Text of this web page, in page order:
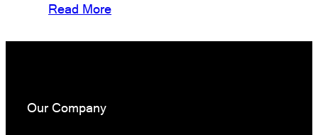
Read More
Our Company